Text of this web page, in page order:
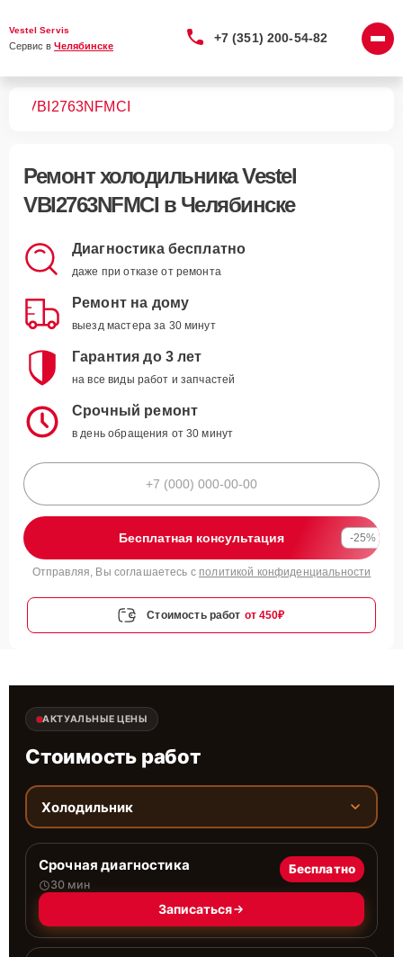
Vestel Servis
Сервис в Челябинске
+7 (351) 200-54-82
VBI2763NFMCI
Ремонтхолодильника Vestel
VBI2763NFMCI в Челябинске
Диагностика бесплатно
даже при отказе от ремонта
Ремонт на дому
выезд мастера за 30 минут
Гарантия до 3 лет
на все виды работ и запчастей
Срочный ремонт
в день обращения от 30 минут
Бесплатная консультация -25%
Отправляя, Вы соглашаетесь с политикой конфиденциальности
Стоимость работ от 450₽
АКТУАЛЬНЫЕ ЦЕНЫ
Стоимость работ
Холодильник
Срочная диагностика
30 мин
Бесплатно
Записаться